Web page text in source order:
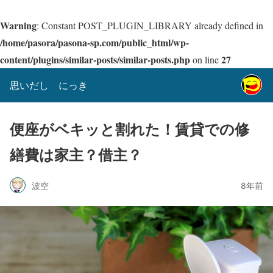
Warning: Constant POST_PLUGIN_LIBRARY already defined in
/home/pasora/pasona-sp.com/public_html/wp-
content/plugins/similar-posts/similar-posts.phpon line27
思いだし にっき
便座がベキッと割れた！賃貸での修
繕費は家主？借主？
波空 8年前